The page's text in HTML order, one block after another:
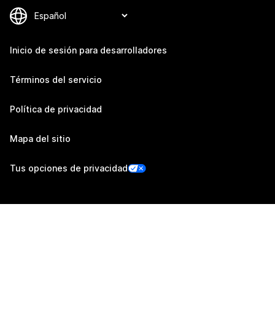
Inicio de sesión para desarrolladores
Términos del servicio
Política de privacidad
Mapa del sitio
Tus opciones de privacidad